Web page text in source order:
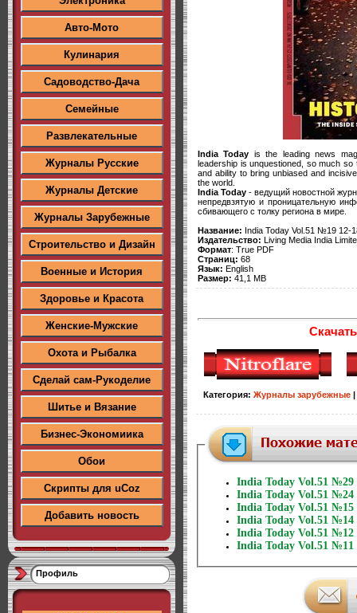
Авто-Мото
Кулинария
Садоводство-Дача
Семейные
Развлекательные
Журналы Русские
Журналы Детские
Журналы Зарубежные
Строительство и Дизайн
Военные и История
Здоровье и Красота
Женские-Мужские
Охота и Рыбалка
Сделай сам-Рукоделие
Шитье и Вязание
Бизнес-Экономиика
Обои
Скрипты для uCoz
Добавить новость
Профиль
India Today is the leading news
leadership is unquestioned, so much
and ability to bring unbiased and
the world.
India Today - ведущий новостной
непредвзятую и проницательную
сбивающего с толку региона в мире.
Название: India Today Vol.51 №19 12-
Издательство: Living Media India
Формат: True PDF
Страниц: 68
Язык: English
Размер: 41,1 MB
Категория: Журналы зарубежные
India Today Vol.51 №29
India Today Vol.51 №24
India Today Vol.51 №15
India Today Vol.51 №14
India Today Vol.51 №12
India Today Vol.51 №11